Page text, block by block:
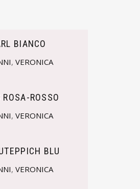
BIANCO
, VERONICA
ROSSO
, VERONICA
BLU
, VERONICA